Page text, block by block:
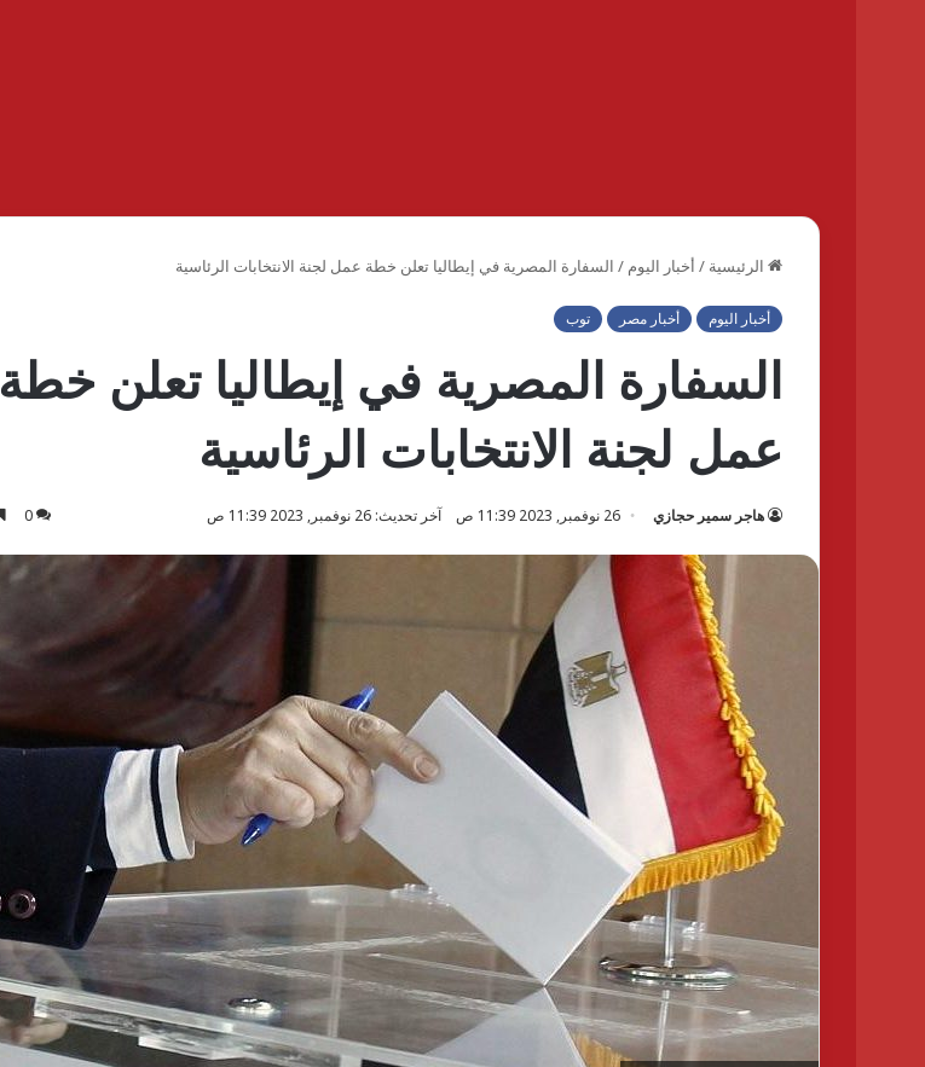
الرئيسية / أخبار اليوم / السفارة المصرية في إيطاليا تعلن خطة عمل لجنة الانتخابات الرئاسية
أخبار اليوم أخبار مصر توب
السفارة المصرية في إيطاليا تعلن خطة
عمل لجنة الانتخابات الرئاسية
هاجر سمير حجازي 26 نوفمبر, 2023 11:39 ص آخر تحديث: 26 نوفمبر, 2023 11:39 ص 0